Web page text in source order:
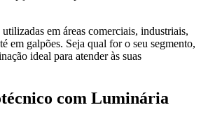
em áreas comerciais, industriais,
em galpões. Seja qual for o seu segmento,
ideal para atender às suas
com Luminária